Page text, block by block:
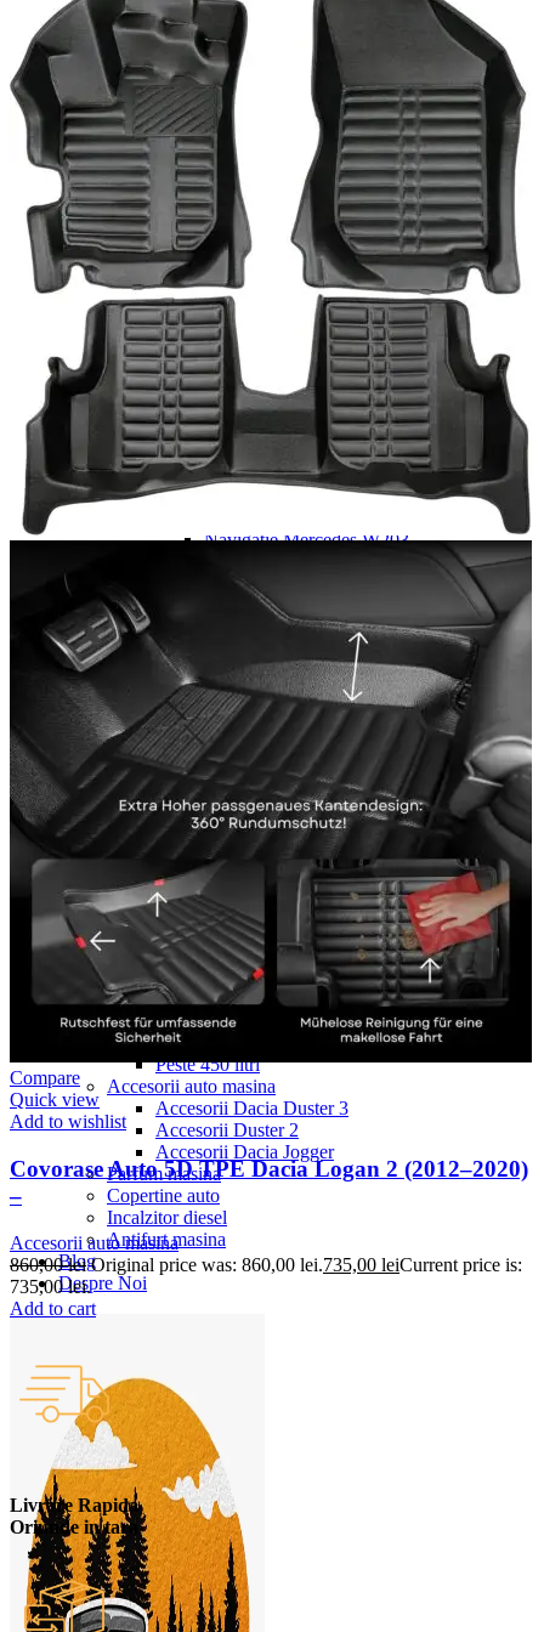
Navigatie Duster 2011
Navigatie Duster 2019
Navigatie Audi A3 8p
Navigatie Audi A4
Navigatie Audi A4 B6
Navigatie Audi A4 B7
Navigatie Audi A4 B8
Navigatie Audi A5
Navigatie Audi A6 C5
Navigatie Audi A6 C6
Navigatie Audi A6 C7
Navigatie Audi Q5
Ford
Navigație Ford Fiesta
Navigație Ford Focus 1
Navigație Ford Focus 2
Navigație Ford Focus MK3
Navigație Ford Mondeo MK3
Navigație Ford Mondeo MK4
Navigație Ford Transit
Mercedes
Navigație Mercedes C Class W203
Navigație Mercedes W203
Navigație Mercedes W211
Navigație Mercedes Sprinter
Navigație Passat B5
Navigație Passat B5 5
Navigație Passat B6
Navigație Passat B7
Navigație Passat B8
Navigație Passat CC
Skoda
Navigație Skoda Fabia 1
Navigație Skoda Fabia 2
Navigație Skoda Octavia 1
Navigație Skoda Octavia 2
Navigație Skoda Octavia 3
Navigație Skoda Rapid
Navigație Skoda Superb 1
Navigație Skoda Superb 2
Navigație Toyota Avensis T25
Portbagaj Plafon Auto
Sub 350 Litri
Peste 350 Litri
Peste 450 litri
Accesorii auto masina
Accesorii Dacia Duster 3
Accesorii Duster 2
Accesorii Dacia Jogger
Parfum masina
Copertine auto
Incalzitor diesel
Antifurt masina
Blog
Despre Noi
Compare
Quick view
Add to wishlist
Covorase Auto 5D TPE Dacia Logan 2 (2012–2020)
–
Accesorii auto masina
860,00lei Original price was: 860,00 lei.735,00 leiCurrent price is:
735,00 lei.
Add to cart
Livrare Rapida
Oriunde in tara